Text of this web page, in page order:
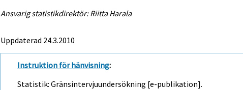
Ansvarig statistikdirektör: Riitta Harala
Uppdaterad 24.3.2010
Instruktion för hänvisning:
Statistik: Gränsintervjuundersökning [e-publikation].